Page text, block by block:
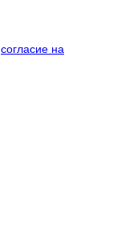
согласие на